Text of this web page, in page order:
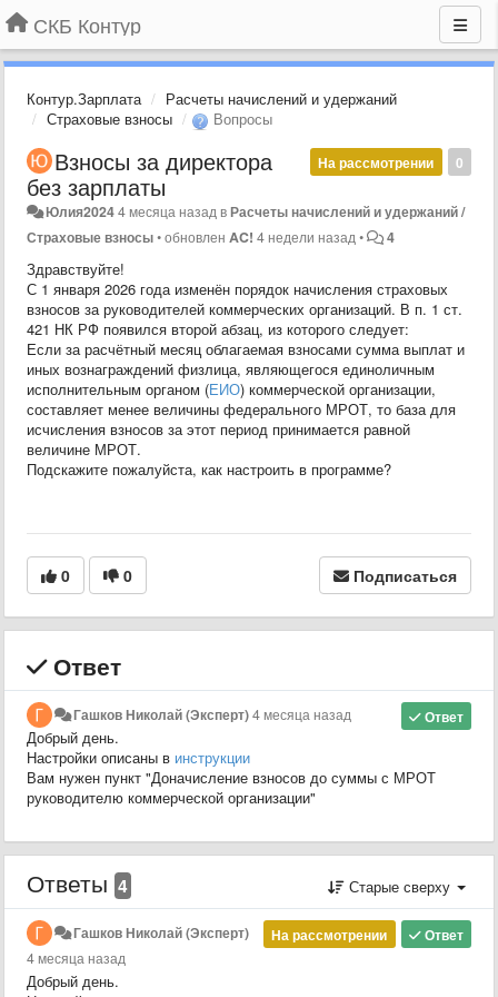
СКБ Контур
Контур.Зарплата
Расчеты начислений и удержаний
Страховые взносы
Вопросы
0
На рассмотрении
Взносы за директора
без зарплаты
Юлия20244 месяца назад вРасчеты начислений и удержаний /
Страховые взносы•обновлен AC! 4 недели назад • 4
Здравствуйте!
С 1 января 2026 года изменён порядок начисления страховых
взносов за руководителей коммерческих организаций. В п. 1 ст.
421 НК РФ появился второй абзац, из которого следует:
Если за расчётный месяц облагаемая взносами сумма выплат и
иных вознаграждений физлица, являющегося единоличным
исполнительным органом (ЕИО) коммерческой организации,
составляет менее величины федерального МРОТ, то база для
исчисления взносов за этот период принимается равной
величине МРОТ.
Подскажите пожалуйста, как настроить в программе?
0 0 Подписаться
Ответ
Ответ
Гашков Николай (Эксперт)4 месяца назад
Добрый день.
Настройки описаны в инструкции
Вам нужен пункт "Доначисление взносов до суммы с МРОТ
руководителю коммерческой организации"
Ответы 4 Старые сверху
Ответ
На рассмотрении
Гашков Николай (Эксперт)
4 месяца назад
Добрый день.